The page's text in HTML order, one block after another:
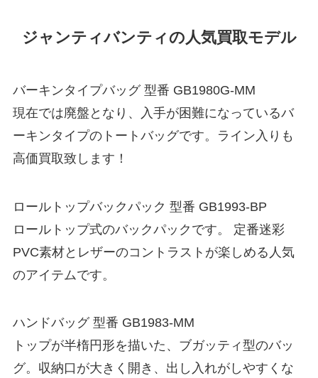
ジャンティバンティの人気買取モデル
バーキンタイプバッグ 型番 GB1980G-MM
現在では廃盤となり、入手が困難になっているバ
ーキンタイプのトートバッグです。ライン入りも
高価買取致します！
ロールトップバックパック 型番 GB1993-BP
ロールトップ式のバックパックです。 定番迷彩
PVC素材とレザーのコントラストが楽しめる人気
のアイテムです。
ハンドバッグ 型番 GB1983-MM
トップが半楕円形を描いた、ブガッティ型のバッ
グ。収納口が大きく開き、出し入れがしやすくな